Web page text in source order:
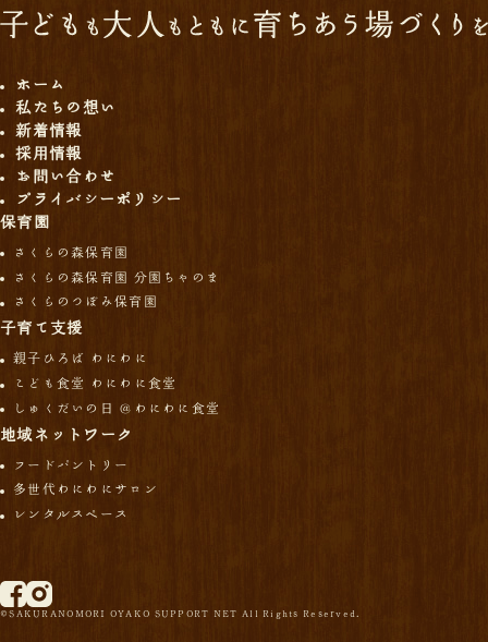
ホーム
私たちの想い
新着情報
採用情報
お問い合わせ
プライバシーポリシー
保育園
さくらの森保育園
さくらの森保育園 分園ちゃのま
さくらのつぼみ保育園
子育て支援
親子ひろば わにわに
こども食堂 わにわに食堂
しゅくだいの日 ＠わにわに食堂
地域ネットワーク
フードパントリー
多世代わにわにサロン
レンタルスペース
©SAKURANOMORI OYAKO SUPPORT NET All Rights Reserved.